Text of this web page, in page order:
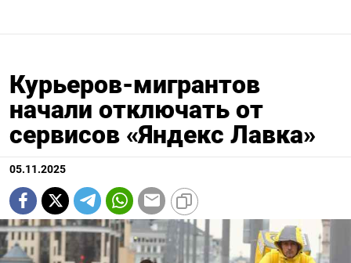
Курьеров-мигрантов
начали отключать от
сервисов «Яндекс Лавка»
05.11.2025